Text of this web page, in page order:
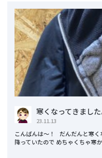
寒くなってきまし
23.11.13
こんばんは～！ だんだんと寒く
降っていたので めちゃくちゃ寒